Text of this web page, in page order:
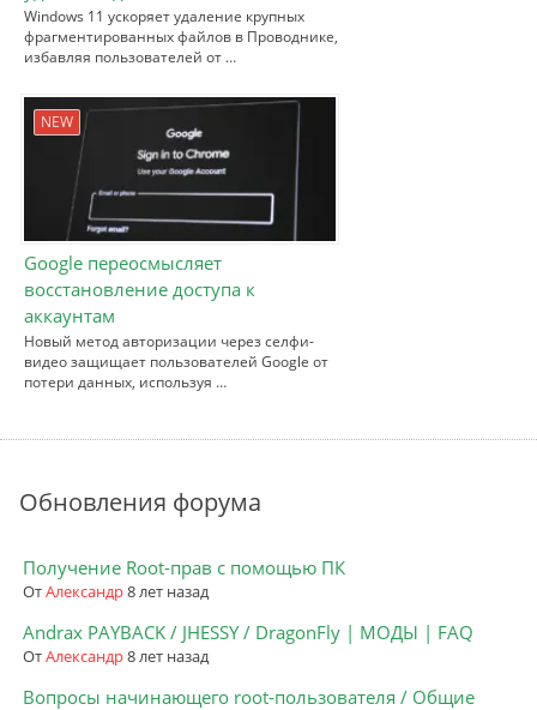
Windows 11 ускоряет удаление крупных
фрагментированных файлов в Проводнике,
избавляя пользователей от …
NEW
Google переосмысляет
восстановление доступа к
аккаунтам
Новый метод авторизации через селфи-
видео защищает пользователей Google от
потери данных, используя …
Обновления форума
Получение Root-прав с помощью ПК
ОтАлександр8 лет назад
Andrax PAYBACK / JHESSY / DragonFly | МОДЫ | FAQ
ОтАлександр8 лет назад
Вопросы начинающего root-пользователя / Общие